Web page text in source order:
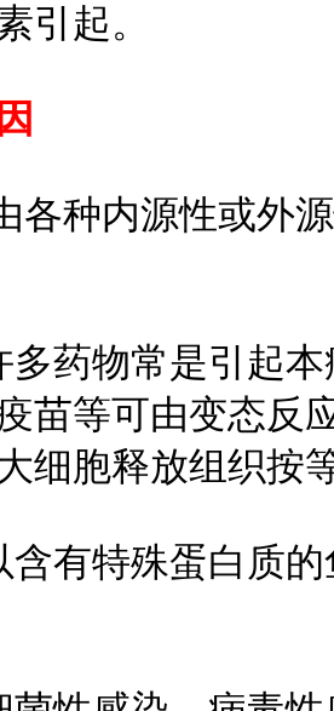
引起。
各种内源性或外
多药物常是引起
苗等可由变态反
细胞释放组织按
含有特殊蛋白质